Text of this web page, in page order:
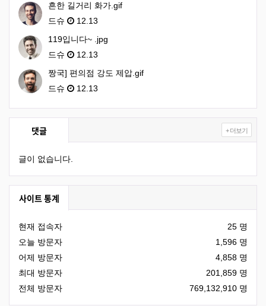
흔한 길거리 화가.gif
드슈
12.13
119입니다~ .jpg
드슈
12.13
짱국] 편의점 강도 제압.gif
드슈
12.13
댓글 + 더보기
글이 없습니다.
사이트 통계
현재 접속자
25 명
오늘 방문자
1,596 명
어제 방문자
4,858 명
최대 방문자
201,859 명
전체 방문자
769,132,910 명